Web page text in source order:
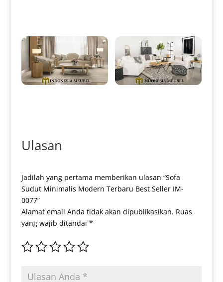
Ulasan
Jadilah yang pertama memberikan ulasan “Sofa
Sudut Minimalis Modern Terbaru Best Seller IM-
0077”
Alamat email Anda tidak akan dipublikasikan. Ruas
yang wajib ditandai *